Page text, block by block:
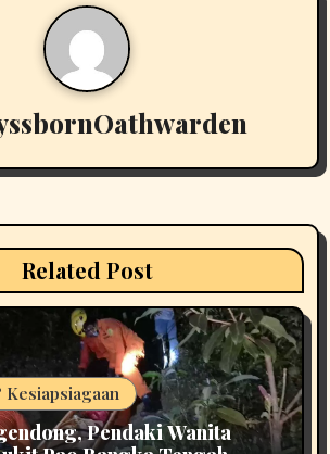
Related Post
Kesiapsiagaan
Pendaki Wanita